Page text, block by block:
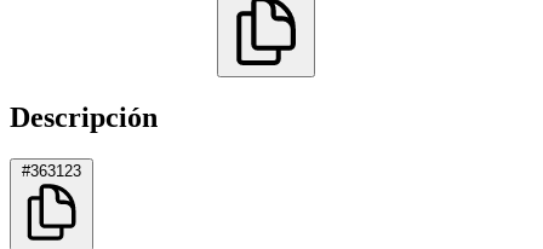
Descripción
#363123